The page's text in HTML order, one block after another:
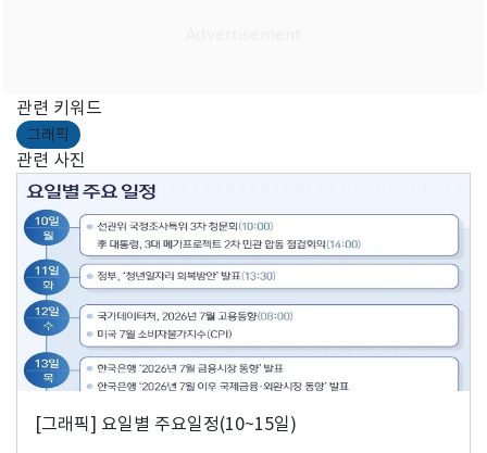
관련 키워드
그래픽
관련 사진
[그래픽] 요일별 주요일정(10~15일)